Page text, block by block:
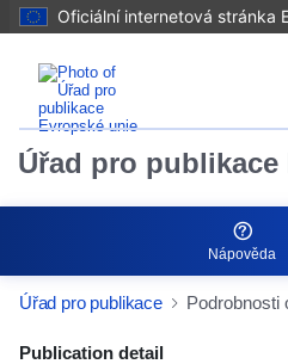
Oficiální internetová stránka
Úřad pro
Nápověda
Úřad pro publikace Podrobnosti
Publication detail